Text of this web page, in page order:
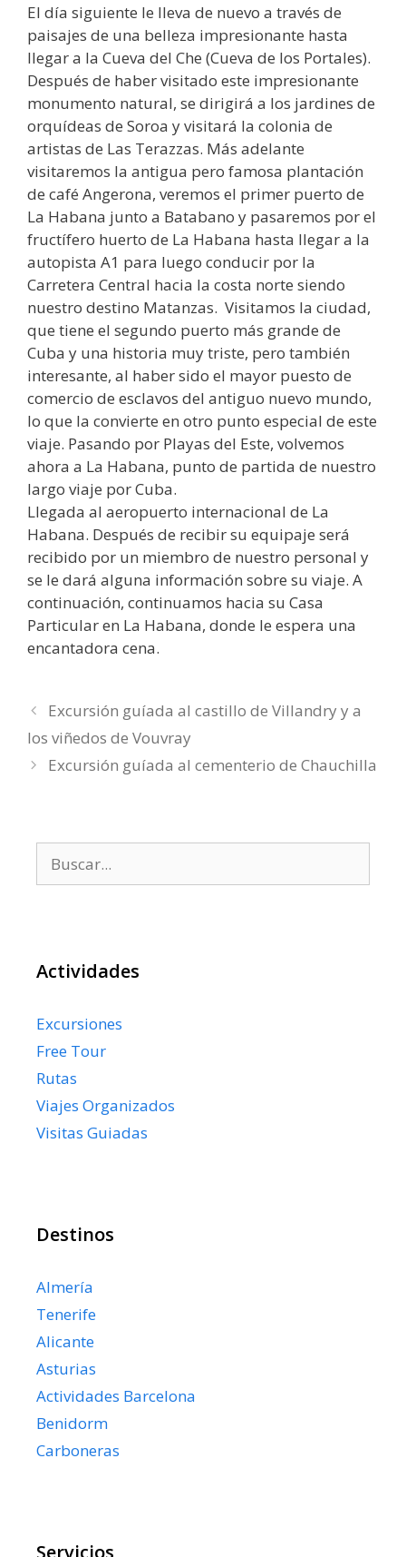
El día siguiente le lleva de nuevo a través de
paisajes de una belleza impresionante hasta
llegar a la Cueva del Che (Cueva de los Portales).
Después de haber visitado este impresionante
monumento natural, se dirigirá a los jardines de
orquídeas de Soroa y visitará la colonia de
artistas de Las Terazzas. Más adelante
visitaremos la antigua pero famosa plantación
de café Angerona, veremos el primer puerto de
La Habana junto a Batabano y pasaremos por el
fructífero huerto de La Habana hasta llegar a la
autopista A1 para luego conducir por la
Carretera Central hacia la costa norte siendo
nuestro destino Matanzas. Visitamos la ciudad,
que tiene el segundo puerto más grande de
Cuba y una historia muy triste, pero también
interesante, al haber sido el mayor puesto de
comercio de esclavos del antiguo nuevo mundo,
lo que la convierte en otro punto especial de este
viaje. Pasando por Playas del Este, volvemos
ahora a La Habana, punto de partida de nuestro
largo viaje por Cuba.
Llegada al aeropuerto internacional de La
Habana. Después de recibir su equipaje será
recibido por un miembro de nuestro personal y
se le dará alguna información sobre su viaje. A
continuación, continuamos hacia su Casa
Particular en La Habana, donde le espera una
encantadora cena.
Excursión guíada al castillo de Villandry y a
los viñedos de Vouvray
Excursión guíada al cementerio de Chauchilla
Actividades
Excursiones
Free Tour
Rutas
Viajes Organizados
Visitas Guiadas
Destinos
Almería
Tenerife
Alicante
Asturias
Actividades Barcelona
Benidorm
Carboneras